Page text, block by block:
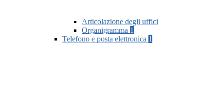
Articolazione degli uffici
Organigramma 1
Telefono e posta elettronica 1